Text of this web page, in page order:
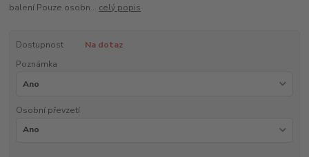
balení Pouze osobn... celý popis
Dostupnost
Na dotaz
Poznámka
Osobní převzetí